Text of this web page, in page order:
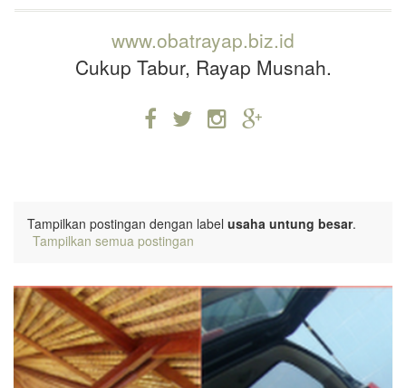
www.obatrayap.biz.id
Cukup Tabur, Rayap Musnah.
Tampilkan postingan dengan label usaha untung besar.
Tampilkan semua postingan